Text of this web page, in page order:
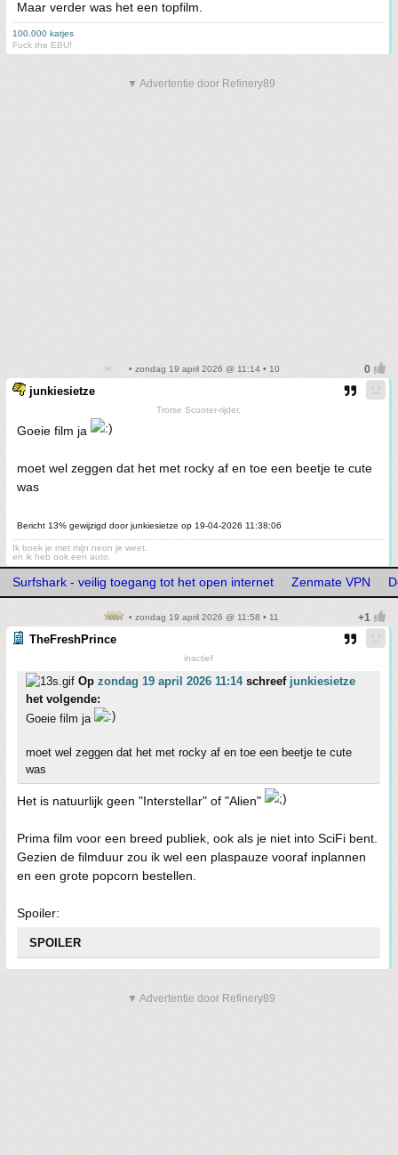
Maar verder was het een topfilm.
100.000 katjes
Fuck the EBU!
▼ Advertentie door Refinery89
• zondag 19 april 2026 @ 11:14 • 10
junkiesietze
Trotse Scooter-rijder.
Goeie film ja
moet wel zeggen dat het met rocky af en toe een beetje te cute
was
Bericht 13% gewijzigd door junkiesietze op 19-04-2026 11:38:06
Ik boek je met mijn neon je weet.
en ik heb ook een auto.
Surfshark - veilig toegang tot het open internet Zenmate VPN
• zondag 19 april 2026 @ 11:58 • 11
TheFreshPrince
inactief
Op zondag 19 april 2026 11:14schreef junkiesietze
het volgende:
Goeie film ja
moet wel zeggen dat het met rocky af en toe een beetje te cute
was
Het is natuurlijk geen "Interstellar" of "Alien"
Prima film voor een breed publiek, ook als je niet into SciFi bent.
Gezien de filmduur zou ik wel een plaspauze vooraf inplannen
en een grote popcorn bestellen.
Spoiler:
SPOILER
▼ Advertentie door Refinery89